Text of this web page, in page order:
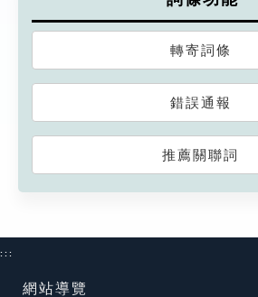
轉寄詞條
錯誤通報
推薦關聯詞
:::
網站導覽